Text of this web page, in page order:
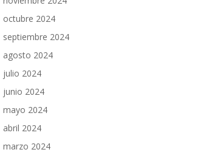
octubre 2024
septiembre 2024
agosto 2024
julio 2024
junio 2024
mayo 2024
abril 2024
marzo 2024